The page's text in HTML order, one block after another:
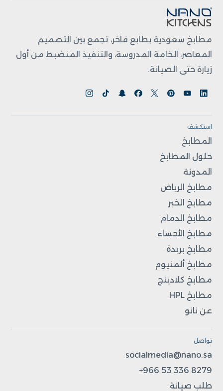
مطابخ سعودية بطابع فاخر، تجمع بين التصميم
المعاصر، الخامة المدروسة، والتنفيذ المنضبط من أول
زيارة حتى الصيانة.
استكشف
المطابخ
حلول المطابخ
المدونة
مطابخ الرياض
مطابخ الخبر
مطابخ الدمام
مطابخ الأحساء
مطابخ بريدة
مطابخ ألمنيوم
مطابخ كلادينج
مطابخ HPL
عن نانو
تواصل
socialmedia@nano.sa
+966 53 336 8279
طلب صيانة